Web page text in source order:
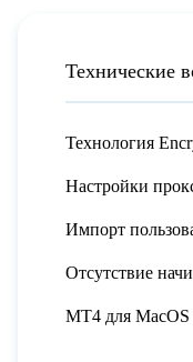
Технические
Технология
Настройки
Импорт
Отсутствие
MT4 для MacOS